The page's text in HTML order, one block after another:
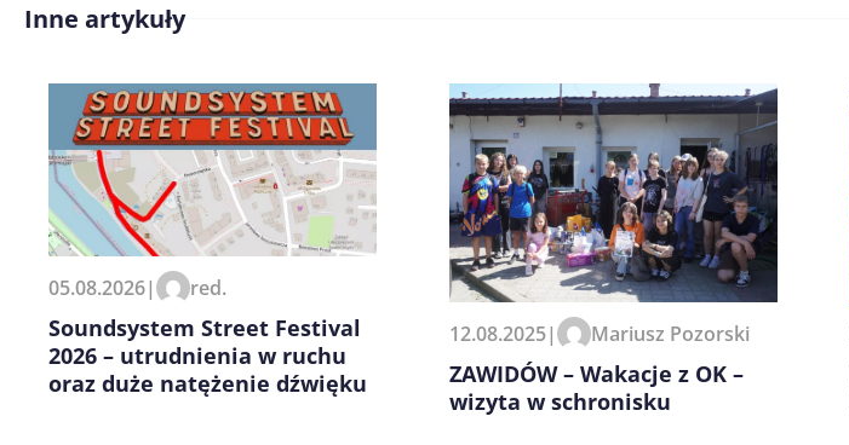
Zapamiętaj moje dane w tej przeglądarce podczas pisania
kolejnych komentarzy.
Inne artykuły
05.08.2026| red.
Soundsystem Street Festival
2026 – utrudnienia w ruchu
oraz duże natężenie dźwięku
12.08.2025| Mariusz Pozorski
ZAWIDÓW – Wakacje z OK –
wizyta w schronisku